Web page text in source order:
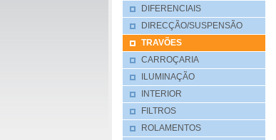
DIFERENCIAIS
DIRECÇÃO/SUSPENSÃO
TRAVÕES
CARROÇARIA
ILUMINAÇÃO
INTERIOR
FILTROS
ROLAMENTOS